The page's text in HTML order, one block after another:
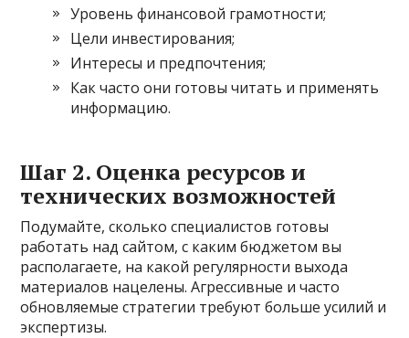
Уровень финансовой грамотности;
Цели инвестирования;
Интересы и предпочтения;
Как часто они готовы читать и применять
информацию.
Шаг 2. Оценка ресурсов и
технических возможностей
Подумайте, сколько специалистов готовы
работать над сайтом, с каким бюджетом вы
располагаете, на какой регулярности выхода
материалов нацелены. Агрессивные и часто
обновляемые стратегии требуют больше усилий и
экспертизы.